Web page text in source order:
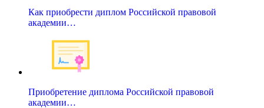
Как приобрести диплом Российской правовой
академии…
Приобретение диплома Российской правовой
академии…